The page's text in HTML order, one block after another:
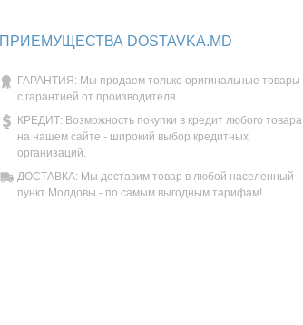
ПРИЕМУЩЕСТВА DOSTAVKA.MD
ГАРАНТИЯ: Мы продаем только оригинальные товары
с гарантией от производителя.
КРЕДИТ: Возможность покупки в кредит любого товара
на нашем сайте - широкий выбор кредитных
организаций.
ДОСТАВКА: Мы доставим товар в любой населенный
пункт Молдовы - по самым выгодным тарифам!